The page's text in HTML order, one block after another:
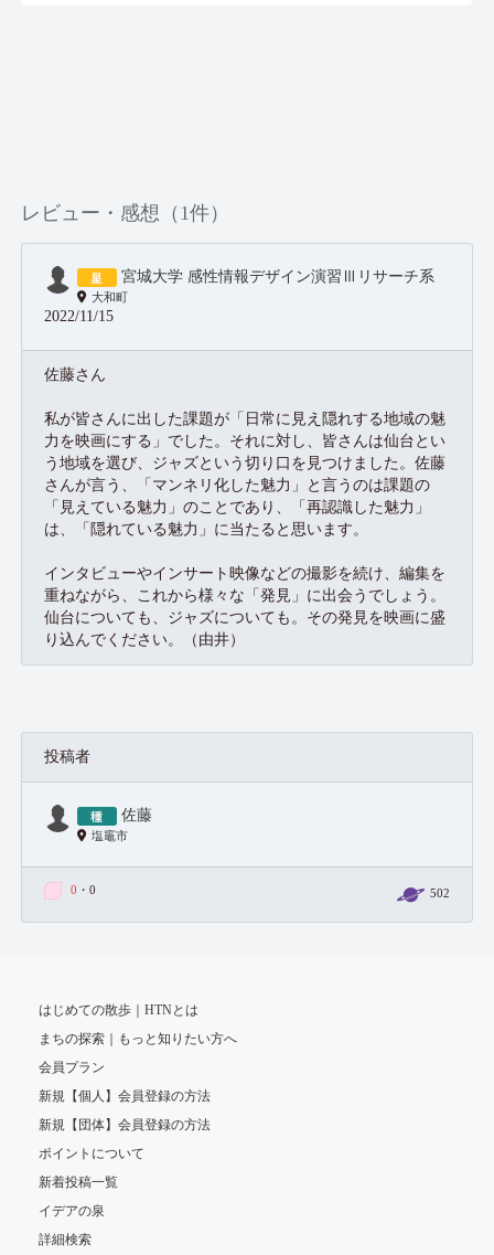
レビュー・感想（1件）
宮城大学 感性情報デザイン演習Ⅲリサーチ系
大和町
2022/11/15
佐藤さん
私が皆さんに出した課題が「日常に見え隠れする地域の魅
力を映画にする」でした。それに対し、皆さんは仙台とい
う地域を選び、ジャズという切り口を見つけました。佐藤
さんが言う、「マンネリ化した魅力」と言うのは課題の
「見えている魅力」のことであり、「再認識した魅力」
は、「隠れている魅力」に当たると思います。
インタビューやインサート映像などの撮影を続け、編集を
重ねながら、これから様々な「発見」に出会うでしょう。
仙台についても、ジャズについても。その発見を映画に盛
り込んでください。（由井）
投稿者
佐藤
塩竈市
0 ・0 502
はじめての散歩｜HTNとは
まちの探索｜もっと知りたい方へ
会員プラン
新規【個人】会員登録の方法
新規【団体】会員登録の方法
ポイントについて
新着投稿一覧
イデアの泉
詳細検索